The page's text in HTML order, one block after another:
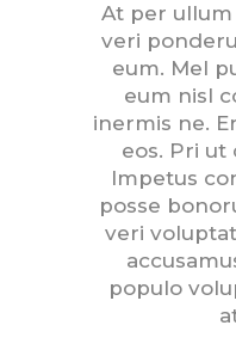
At per
veri
eum. Mel
eum nisl
inermis ne.
eos. Pri ut
Impetus
posse
veri
populo